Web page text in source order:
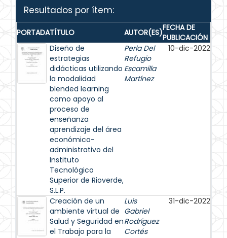
Resultados por ítem:
PORTADATÍTULO AUTOR(ES)FECHA DE
PUBLICACIÓN
Diseño de
estrategias
didácticas utilizando
la modalidad
blended learning
como apoyo al
proceso de
enseñanza
aprendizaje del área
económico-
administrativo del
Instituto
Tecnológico
Superior de Rioverde,
S.L.P.
Perla Del
Refugio
Escamilla
Martínez
10-dic-2022
Creación de un
ambiente virtual de
Salud y Seguridad en
el Trabajo para la
Luis
Gabriel
Rodríguez
Cortés
31-dic-2022